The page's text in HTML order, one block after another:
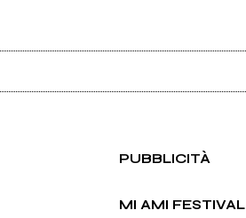
PUBBLICITÀ
MI AMI FESTIVAL